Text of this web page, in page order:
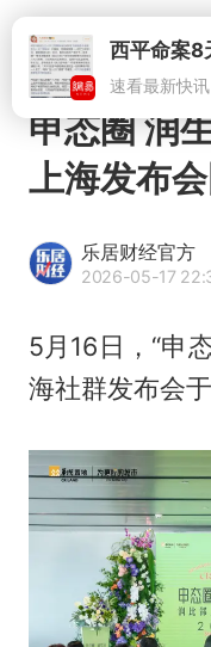
速看最新快讯
申态圈 润
上海发布
乐居财经官方
2026-05-17
5月16日，“申
海社群发布会